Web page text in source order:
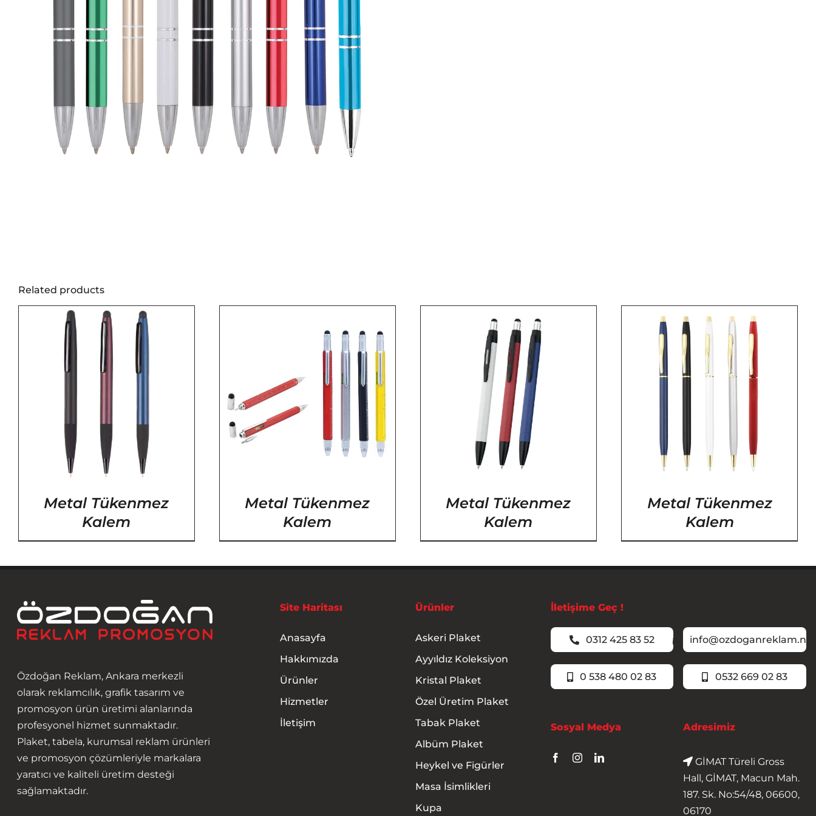
Related products
Metal Tükenmez
Kalem
Metal Tükenmez
Kalem
DETAYLAR
Metal Tükenmez
Kalem
DETAYLAR
Metal Tükenmez
Kalem
Özdoğan Reklam, Ankara merkezli
olarak reklamcılık, grafik tasarım ve
promosyon ürün üretimi alanlarında
profesyonel hizmet sunmaktadır.
Plaket, tabela, kurumsal reklam ürünleri
ve promosyon çözümleriyle markalara
yaratıcı ve kaliteli üretim desteği
sağlamaktadır.
Site Haritası
Anasayfa
Hakkımızda
Ürünler
Hizmetler
İletişim
Ürünler
Askeri Plaket
Ayyıldız Koleksiyon
Kristal Plaket
Özel Üretim Plaket
Tabak Plaket
Albüm Plaket
Heykel ve Figürler
Masa İsimlikleri
Kupa
İletişime Geç !
0312 425 83 52 info@ozdoganreklam.net
0 538 480 02 83 0532 669 02 83
Sosyal Medya Adresimiz
GİMAT Türeli Gross
Hall, GİMAT, Macun Mah.
187. Sk. No:54/48, 06600,
06170